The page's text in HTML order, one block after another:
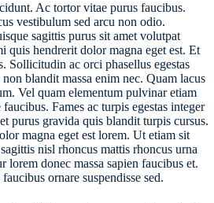
Ac tortor vitae purus faucibus.
vestibulum sed arcu non odio.
sagittis purus sit amet volutpat
quis hendrerit dolor magna eget est. Et
Sollicitudin ac orci phasellus egestas
blandit massa enim nec. Quam lacus
Vel quam elementum pulvinar etiam
Fames ac turpis egestas integer
purus gravida quis blandit turpis cursus.
magna eget est lorem. Ut etiam sit
nisl rhoncus mattis rhoncus urna
lorem donec massa sapien faucibus et.
ornare suspendisse sed.